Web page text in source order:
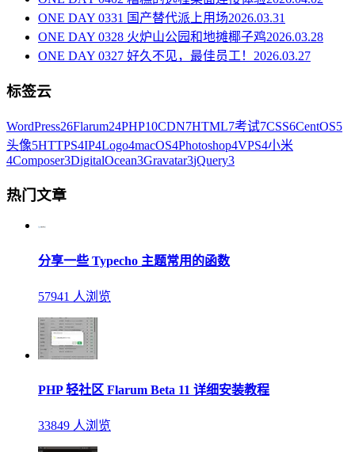
ONE DAY 0331 国产替代派上用场2026.03.31
ONE DAY 0328 火炉山公园和地摊椰子鸡2026.03.28
ONE DAY 0327 好久不见，最佳员工！ 2026.03.27
标签云
WordPress26Flarum24PHP10CDN7HTML7考试7CSS6CentOS5
头像5HTTPS4IP4Logo4macOS4Photoshop4VPS4小米
4Composer3DigitalOcean3Gravatar3jQuery3
热门文章
分享一些 Typecho 主题常用的函数
57941 人浏览
PHP 轻社区 Flarum Beta 11 详细安装教程
33849 人浏览